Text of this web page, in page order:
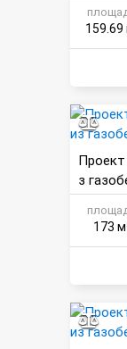
159.69
з
й
173